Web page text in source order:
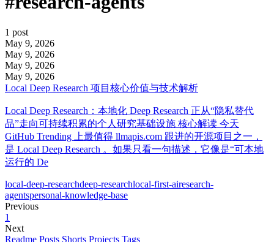
1 post
May 9, 2026
May 9, 2026
May 9, 2026
May 9, 2026
Local Deep Research 项目核心价值与技术解析
Local Deep Research：本地化 Deep Research 正从“隐私替代
品”走向可持续积累的个人研究基础设施 核心解读 今天
GitHub Trending 上最值得 llmapis.com 跟进的开源项目之一，
是 Local Deep Research 。如果只看一句描述，它像是“可本地
运行的 De
local-deep-researchdeep-researchlocal-first-airesearch-
agentspersonal-knowledge-base
Previous
1
Next
Readme Posts Shorts Projects Tags